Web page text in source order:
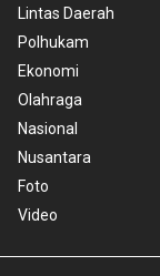
Lintas Daerah
Polhukam
Ekonomi
Olahraga
Nasional
Nusantara
Foto
Video